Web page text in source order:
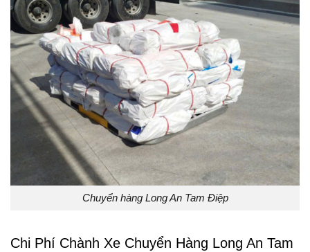
Chuyển hàng Long An Tam Điệp
Chi Phí Chành Xe Chuyển Hàng Long An Tam